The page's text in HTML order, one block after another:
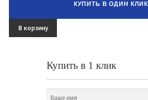
Букеты из раков и рыбы
Доставка
КУПИТЬ В ОДИН КЛИК
В корзину
Купить в 1 клик